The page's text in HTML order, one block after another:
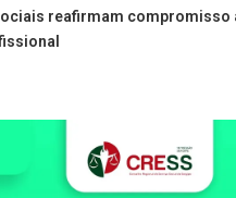
reafirmam compromisso